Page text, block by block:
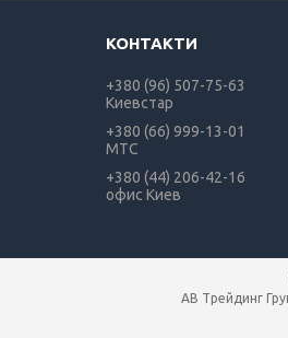
+380 (96) 507-75-63
Киевстар
+380 (66) 999-13-01
МТС
+380 (44) 206-42-16
офис Киев